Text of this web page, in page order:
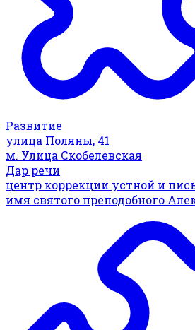
Развитие
улица Поляны, 41
м. Улица Скобелевская
Дар речи
центр коррекции устной и
имя святого преподобного